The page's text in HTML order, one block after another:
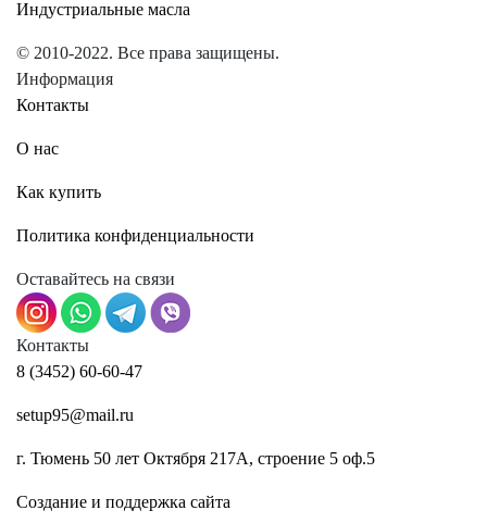
Индустриальные масла
© 2010-2022. Все права защищены.
Информация
Контакты
О нас
Как купить
Политика конфиденциальности
Оставайтесь на связи
Контакты
8 (3452) 60-60-47
setup95@mail.ru
г. Тюмень 50 лет Октября 217А, строение 5 оф.5
Создание и поддержка сайта